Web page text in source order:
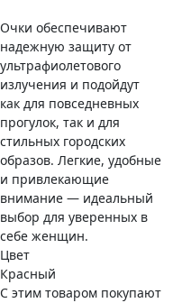
Очки обеспечивают
надежную защиту от
ультрафиолетового
излучения и подойдут
как для повседневных
прогулок, так и для
стильных городских
образов. Легкие, удобные
и привлекающие
внимание — идеальный
выбор для уверенных в
себе женщин.
Цвет
Красный
С этим товаром покупают